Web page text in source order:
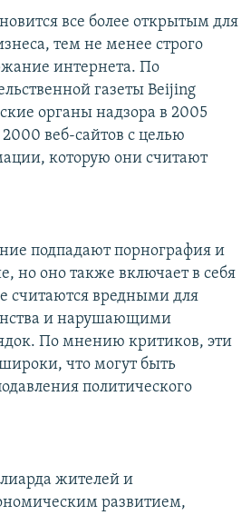
все более открытым для
тем не менее строго
интернета. По
газеты Beijing
органы надзора в 2005
веб-сайтов с целью
которую они считают
подпадают порнография и
но оно также включает в себя
считаются вредными для
и нарушающими
По мнению критиков, эти
что могут быть
политического
жителей и
развитием,